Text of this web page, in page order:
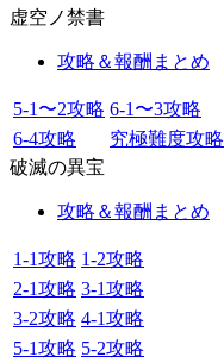
虚空ノ禁書
攻略＆報酬まとめ
5-1〜2攻略 6-1〜3攻略
6-4攻略
究極難度攻略
破滅の異宝
攻略＆報酬まとめ
1-1攻略 1-2攻略
2-1攻略 3-1攻略
3-2攻略 4-1攻略
5-1攻略 5-2攻略